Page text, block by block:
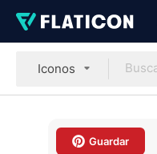
Iconos
Guardar